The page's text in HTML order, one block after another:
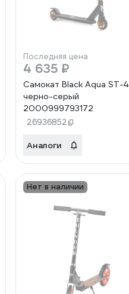
Последняя цена
4 635 ₽
Самокат Black Aqua ST-4
черно-серый
2000999793172
26936852
Аналоги
Нет в наличии